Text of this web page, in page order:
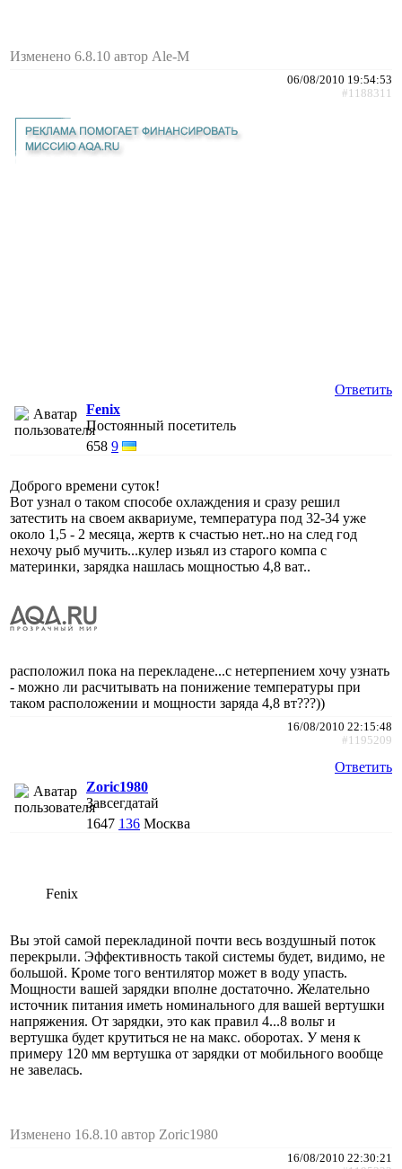
Изменено 6.8.10 автор Ale-M
06/08/2010 19:54:53
#1188311
Ответить
Fenix
Постоянный посетитель
658 9
Доброго времени суток!
Вот узнал о таком способе охлаждения и сразу решил
затестить на своем аквариуме, температура под 32-34 уже
около 1,5 - 2 месяца, жертв к счастью нет..но на след год
нехочу рыб мучить...кулер изьял из старого компа с
материнки, зарядка нашлась мощностью 4,8 ват..
расположил пока на перекладене...с нетерпением хочу узнать
- можно ли расчитывать на понижение температуры при
таком расположении и мощности заряда 4,8 вт???))
16/08/2010 22:15:48
#1195209
Ответить
Zoric1980
Завсегдатай
1647 136 Москва
Fenix
Вы этой самой перекладиной почти весь воздушный поток
перекрыли. Эффективность такой системы будет, видимо, не
большой. Кроме того вентилятор может в воду упасть.
Мощности вашей зарядки вполне достаточно. Желательно
источник питания иметь номинального для вашей вертушки
напряжения. От зарядки, это как правил 4...8 вольт и
вертушка будет крутиться не на макс. оборотах. У меня к
примеру 120 мм вертушка от зарядки от мобильного вообще
не завелась.
Изменено 16.8.10 автор Zoric1980
16/08/2010 22:30:21